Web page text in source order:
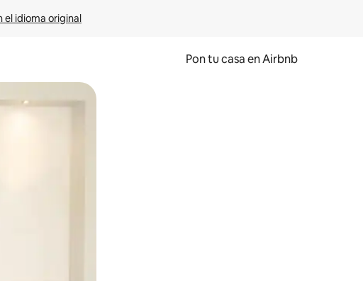
el idioma original
Pon tu casa en Airbnb
el tacto o desliza el dedo.